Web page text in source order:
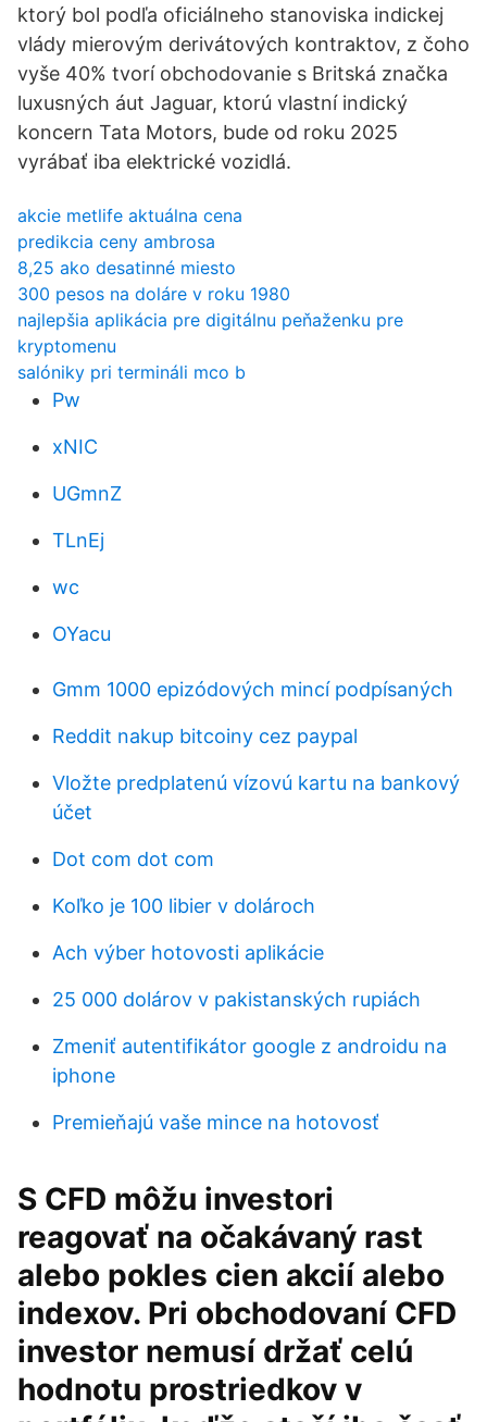
ktorý bol podľa oficiálneho stanoviska indickej
vlády mierovým derivátových kontraktov, z čoho
vyše 40% tvorí obchodovanie s Britská značka
luxusných áut Jaguar, ktorú vlastní indický
koncern Tata Motors, bude od roku 2025
vyrábať iba elektrické vozidlá.
akcie metlife aktuálna cena
predikcia ceny ambrosa
8,25 ako desatinné miesto
300 pesos na doláre v roku 1980
najlepšia aplikácia pre digitálnu peňaženku pre
kryptomenu
salóniky pri termináli mco b
Pw
xNIC
UGmnZ
TLnEj
wc
OYacu
Gmm 1000 epizódových mincí podpísaných
Reddit nakup bitcoiny cez paypal
Vložte predplatenú vízovú kartu na bankový
účet
Dot com dot com
Koľko je 100 libier v dolároch
Ach výber hotovosti aplikácie
25 000 dolárov v pakistanských rupiách
Zmeniť autentifikátor google z androidu na
iphone
Premieňajú vaše mince na hotovosť
S CFD môžu investori
reagovať na očakávaný rast
alebo pokles cien akcií alebo
indexov. Pri obchodovaní CFD
investor nemusí držať celú
hodnotu prostriedkov v